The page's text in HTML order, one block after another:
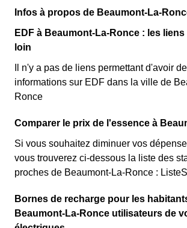
Infos à propos de Beaumont-La-
EDF à Beaumont-La-Ronce : les
loin
Il n'y a pas de liens permettant d'avoir
informations sur EDF dans la ville de
Ronce
Comparer le prix de l'essence à
Si vous souhaitez diminuer vos
vous trouverez ci-dessous la liste des
proches de Beaumont-La-Ronce :
Bornes de recharge pour les
Beaumont-La-Ronce utilisateurs de